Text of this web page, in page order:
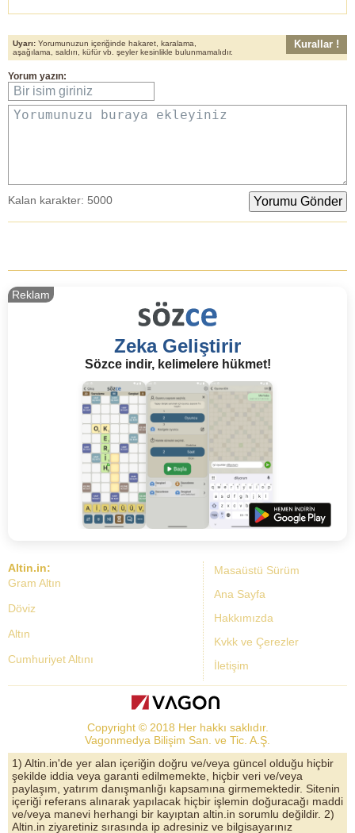
Uyarı: Yorumunuzun içeriğinde hakaret, karalama,
aşağılama, saldırı, küfür vb. şeyler kesinlikle bulunmamalıdır.
Kurallar !
Yorum yazın:
Bir isim giriniz
Yorumunuzu buraya ekleyiniz
Kalan karakter: 5000
Zeka Geliştirir
Sözce indir, kelimelere hükmet!
Reklam
Masaüstü Sürüm
Ana Sayfa
Hakkımızda
Kvkk ve Çerezler
İletişim
Altin.in:
Gram Altın
Döviz
Altın
Cumhuriyet Altını
Dolar Kuru
Altın Yorumları
Döviz Kurları
Çeyrek Altın
Copyright © 2018 Her hakkı saklıdır.
Vagonmedya Bilişim San. ve Tic. A.Ş.
1) Altin.in'de yer alan içeriğin doğru ve/veya güncel olduğu hiçbir
şekilde iddia veya garanti edilmemekte, hiçbir veri ve/veya
paylaşım, yatırım danışmanlığı kapsamına girmemektedir. Sitenin
içeriği referans alınarak yapılacak hiçbir işlemin doğuracağı maddi
ve/veya manevi herhangi bir kayıptan altin.in sorumlu değildir. 2)
Altin.in ziyaretiniz sırasında ip adresiniz ve bilgisayarınız